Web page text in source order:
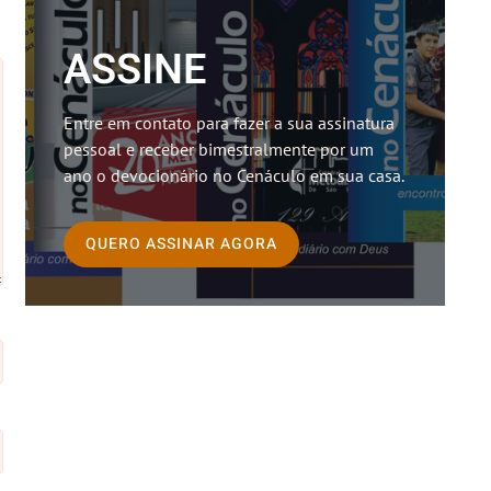
ASSINE
Entre em contato para fazer a sua assinatura
pessoal e receber bimestralmente por um
ano o devocionário no Cenáculo em sua casa.
QUERO ASSINAR AGORA